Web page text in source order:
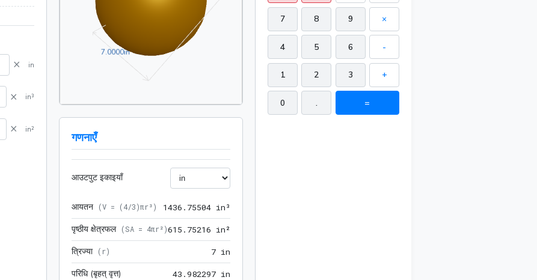
× in
× in³
× in²
7.0000in7.0000in
गणनाएँ
आउटपुट इकाइयाँ
आयतन (V = (4/3)πr³) 1436 . 75504 in³
पृष्ठीय क्षेत्रफल (SA = 4πr²)61 5 . 75216 in²
त्रिज्या ( r) 7 in
परिधि (बृहत् वृत्त) 43 .982297 in
7 8 9 ×
4 5 6 -
1 2 3 +
0 . =